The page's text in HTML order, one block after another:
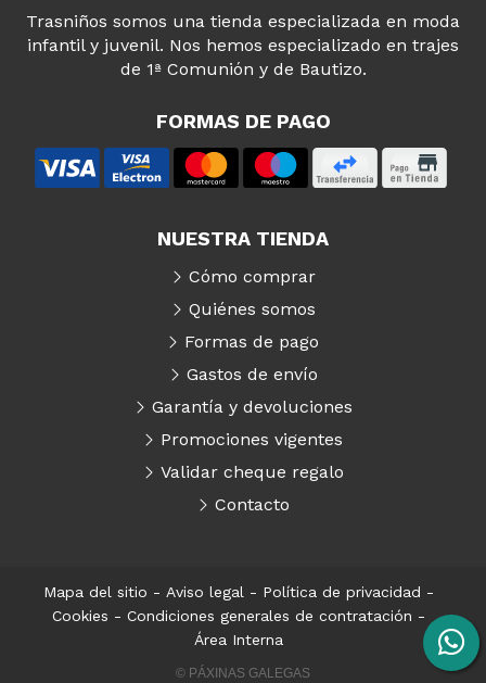
Trasniños somos una tienda especializada en moda
infantil y juvenil. Nos hemos especializado en trajes
de 1ª Comunión y de Bautizo.
FORMAS DE PAGO
NUESTRA TIENDA
Cómo comprar
Quiénes somos
Formas de pago
Gastos de envío
Garantía y devoluciones
Promociones vigentes
Validar cheque regalo
Contacto
Mapa del sitio - Aviso legal - Política de privacidad -
Cookies - Condiciones generales de contratación -
Área Interna
© PÁXINAS GALEGAS